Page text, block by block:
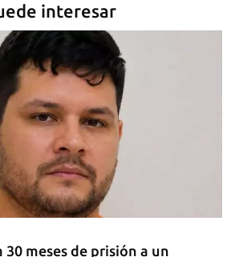
interesar
30 meses de prisión a un